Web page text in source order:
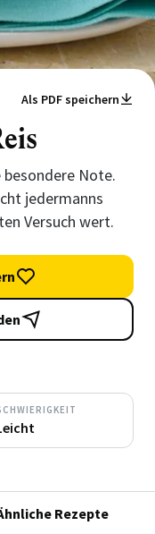
Als PDF speichern
Note.
jedermanns
Versuch wert.
Rezepte